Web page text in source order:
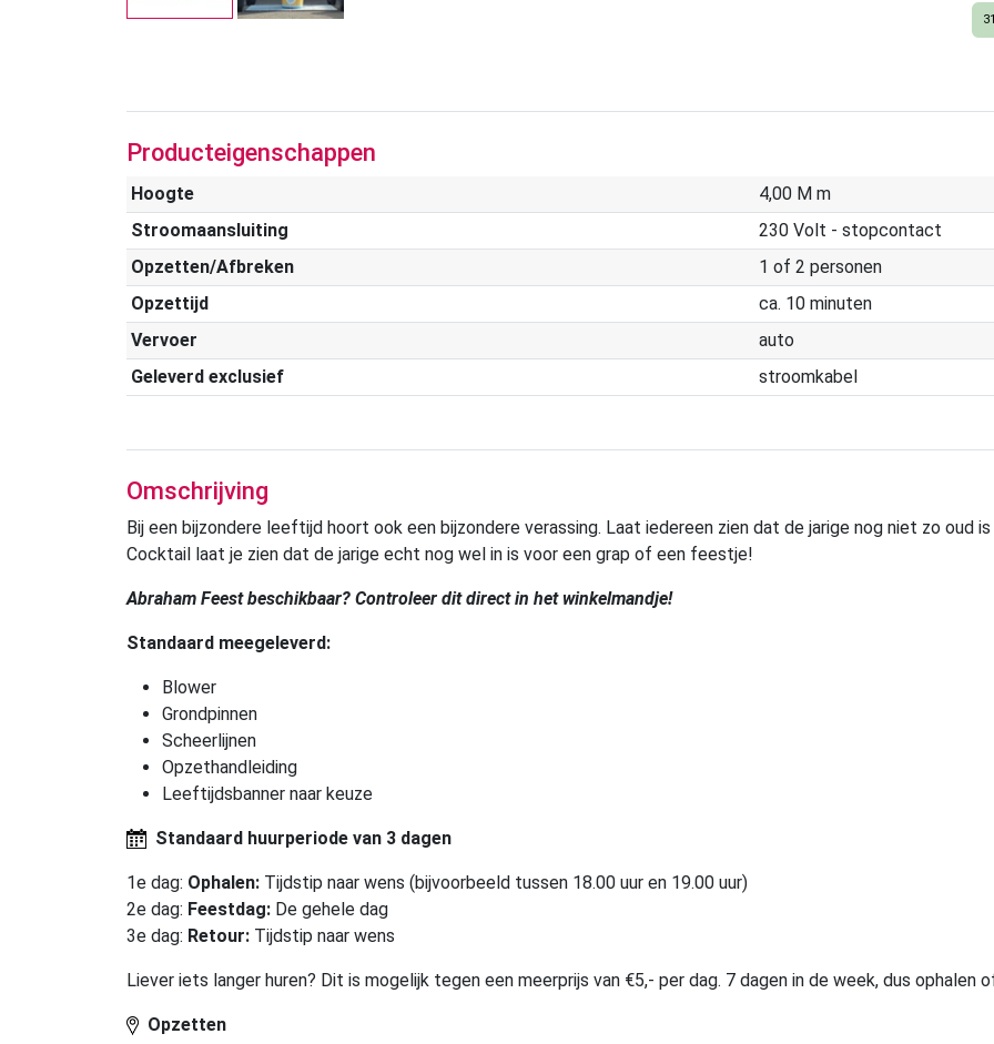
31
Producteigenschappen
Hoogte
4,00 M m
Stroomaansluiting
230 Volt - stopcontact
Opzetten/Afbreken
1 of 2 personen
Opzettijd
ca. 10 minuten
Vervoer
auto
Geleverd exclusief
stroomkabel
Omschrijving
Bij een bijzondere leeftijd hoort ook een bijzondere verassing. Laat iedereen zien dat de jarige nog niet zo oud
Cocktail laat je zien dat de jarige echt nog wel in is voor een grap of een feestje!
Abraham Feest beschikbaar? Controleer dit direct in het winkelmandje!
Standaard meegeleverd:
Blower
Grondpinnen
Scheerlijnen
Opzethandleiding
Leeftijdsbanner naar keuze
Standaard huurperiode van 3 dagen
1e dag: Ophalen: Tijdstip naar wens (bijvoorbeeld tussen 18.00 uur en 19.00 uur)
2e dag: Feestdag: De gehele dag
3e dag: Retour: Tijdstip naar wens
Liever iets langer huren? Dit is mogelijk tegen een meerprijs van €5,- per dag. 7 dagen in de week, dus ophalen
Opzetten